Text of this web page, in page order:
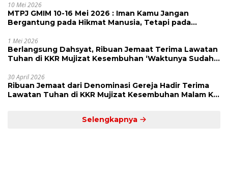
10 Mei 2026
MTPJ GMIM 10-16 Mei 2026 : Iman Kamu Jangan
Bergantung pada Hikmat Manusia, Tetapi pada
1 Mei 2026
Berlangsung Dahsyat, Ribuan Jemaat Terima Lawatan
Tuhan di KKR Mujizat Kesembuhan ‘Waktunya Sudah
30 April 2026
Ribuan Jemaat dari Denominasi Gereja Hadir Terima
Lawatan Tuhan di KKR Mujizat Kesembuhan Malam Ke
Selengkapnya